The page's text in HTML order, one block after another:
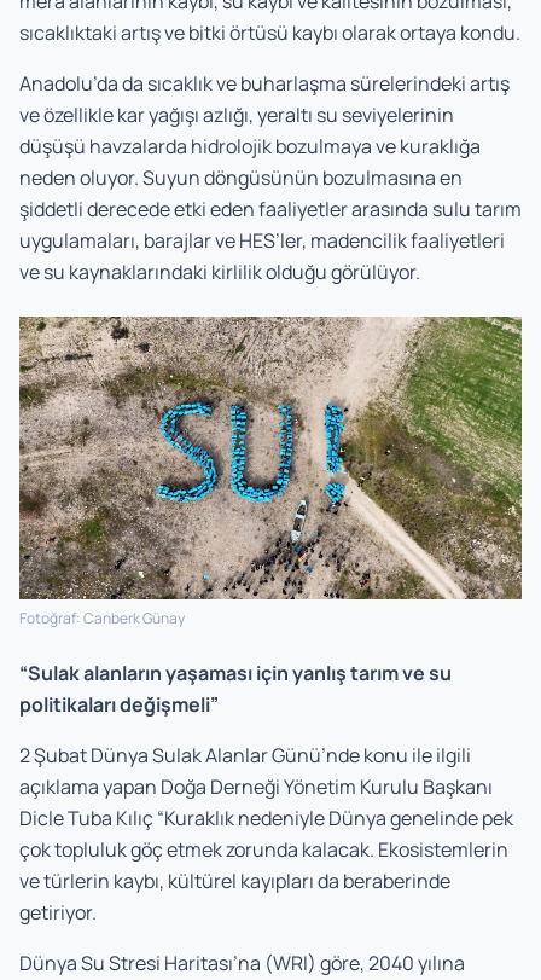
sıcaklıktaki artış ve bitki örtüsü kaybı olarak ortaya kondu.
Anadolu’da da sıcaklık ve buharlaşma sürelerindeki artış
ve özellikle kar yağışı azlığı, yeraltı su seviyelerinin
düşüşü havzalarda hidrolojik bozulmaya ve kuraklığa
neden oluyor. Suyun döngüsünün bozulmasına en
şiddetli derecede etki eden faaliyetler arasında sulu tarım
uygulamaları, barajlar ve HES’ler, madencilik faaliyetleri
ve su kaynaklarındaki kirlilik olduğu görülüyor.
Fotoğraf: Canberk Günay
“Sulak alanların yaşaması için yanlış tarım ve su
politikaları değişmeli”
2 Şubat Dünya Sulak Alanlar Günü’nde konu ile ilgili
açıklama yapan Doğa Derneği Yönetim Kurulu Başkanı
Dicle Tuba Kılıç “Kuraklık nedeniyle Dünya genelinde pek
çok topluluk göç etmek zorunda kalacak. Ekosistemlerin
ve türlerin kaybı, kültürel kayıpları da beraberinde
getiriyor.
Dünya Su Stresi Haritası’na (WRI) göre, 2040 yılına